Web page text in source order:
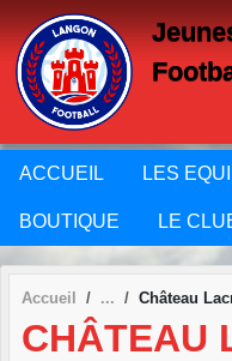
ACCUEIL LES
BOUTIQUE LE
Accueil Château
CHÂTEAU
Panneau de gestion des